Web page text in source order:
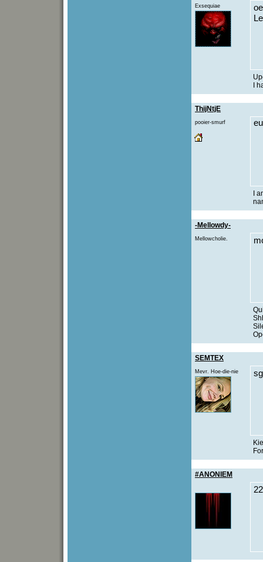
Exsequiae
I
ThijNtjE
pooier-smurf
I
-Mellowdy-
Mellowcholie.
SEMTEX
Mevr. Hoe-die-nie
#ANONIEM